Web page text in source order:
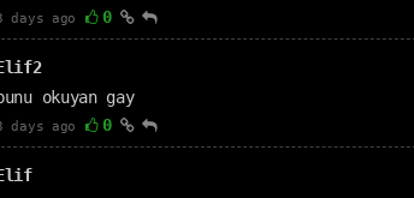
days ago 0
okuyan gay
days ago 0